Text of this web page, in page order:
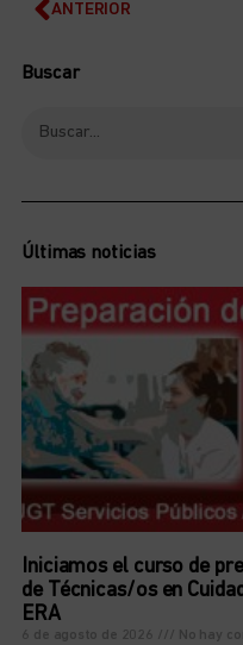
ANTERIOR
Buscar
Últimas noticias
Iniciamos el curso de
de Técnicas/os en
ERA
6 de agosto de 2026 No hay